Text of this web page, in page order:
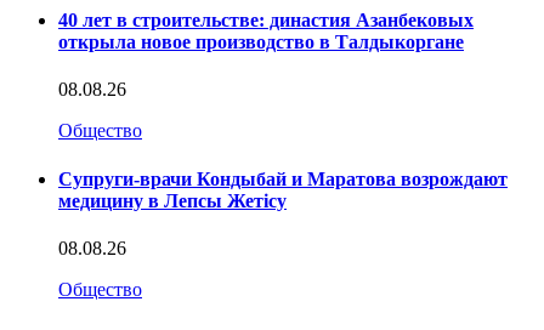
40 лет в строительстве: династия Азанбековых
открыла новое производство в Талдыкоргане
08.08.26
Общество
Супруги-врачи Кондыбай и Маратова возрождают
медицину в Лепсы Жетісу
08.08.26
Общество